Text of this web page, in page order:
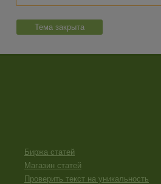
Тема закрыта
Биржа статей
Магазин статей
Проверить текст на уникальность